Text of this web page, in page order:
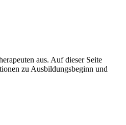
aus. Auf dieser Seite
zu Ausbildungsbeginn und